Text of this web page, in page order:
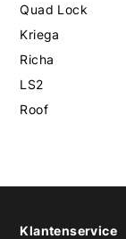
Quad Lock
Kriega
Richa
LS2
Roof
Klantenservice